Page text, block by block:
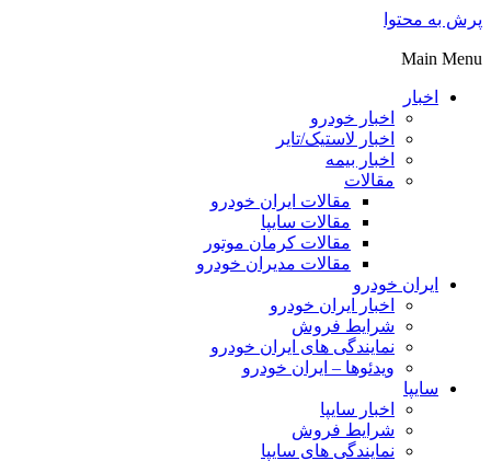
پرش به محتوا
Main Menu
اخبار
اخبار خودرو
اخبار لاستیک/تایر
اخبار بیمه
مقالات
مقالات ایران خودرو
مقالات سایپا
مقالات کرمان موتور
مقالات مدیران خودرو
ایران خودرو
اخبار ایران خودرو
شرایط فروش
نمایندگی های ایران خودرو
ویدئوها – ایران خودرو
سایپا
اخبار سایپا
شرایط فروش
نمایندگی های سایپا